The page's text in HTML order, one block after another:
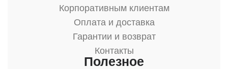
Корпоративным клиентам
Оплата и доставка
Гарантии и возврат
Контакты
Полезное